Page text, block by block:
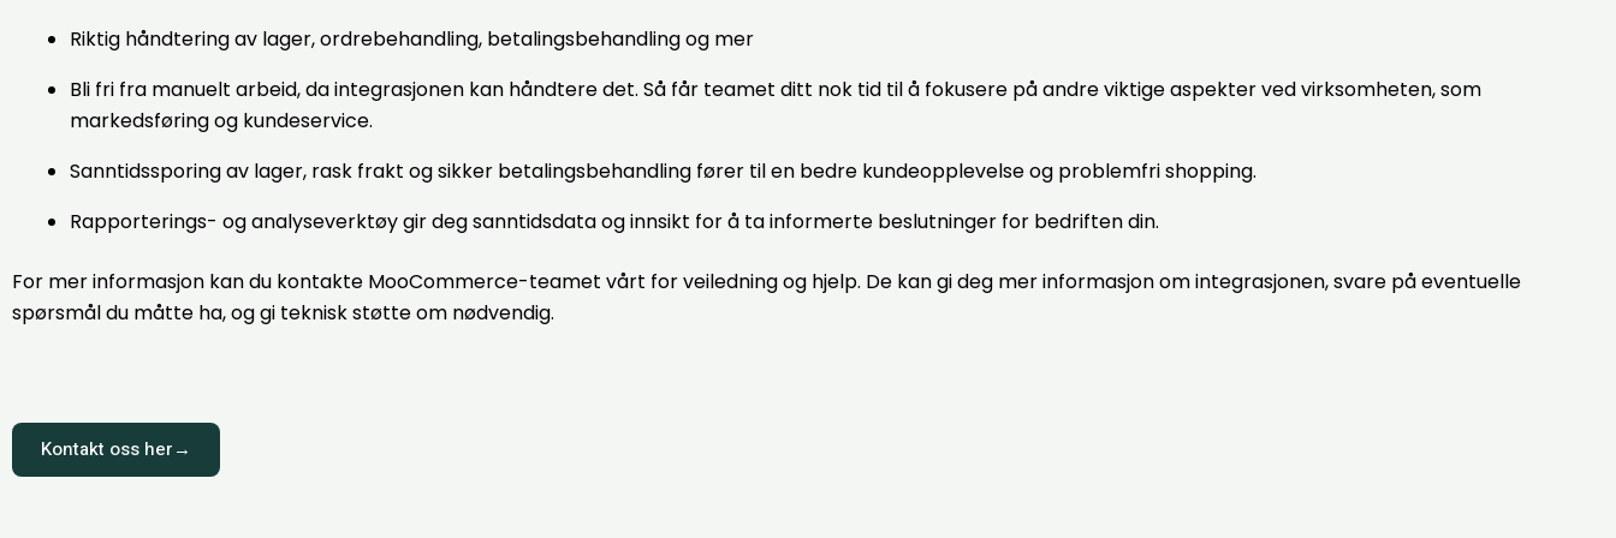
Riktig håndtering av lager, ordrebehandling, betalingsbehandling og mer
Bli fri fra manuelt arbeid, da integrasjonen kan håndtere det. Så får teamet ditt nok tid til å fokusere på andre viktige aspekter ved virksomheten, som
markedsføring og kundeservice.
Sanntidssporing av lager, rask frakt og sikker betalingsbehandling fører til en bedre kundeopplevelse og problemfri shopping.
Rapporterings- og analyseverktøy gir deg sanntidsdata og innsikt for å ta informerte beslutninger for bedriften din.
For mer informasjon kan du kontakte MooCommerce-teamet vårt for veiledning og hjelp. De kan gi deg mer informasjon om integrasjonen, svare på eventuelle
spørsmål du måtte ha, og gi teknisk støtte om nødvendig.
Kontakt oss her→